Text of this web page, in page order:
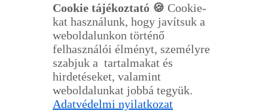
Cookie tájékoztató 🍪 Cookie-
kat használunk, hogy javítsuk a
weboldalunkon történő
felhasználói élményt, személyre
szabjuk a tartalmakat és
hirdetéseket, valamint
weboldalunkat jobbá tegyük.
Adatvédelmi nyilatkozat